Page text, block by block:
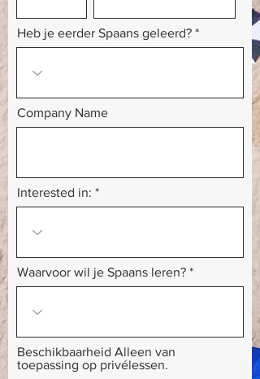
Heb je eerder Spaans geleerd?
Company Name
Interested in:
Waarvoor wil je Spaans leren?
Beschikbaarheid Alleen van
toepassing op privélessen.